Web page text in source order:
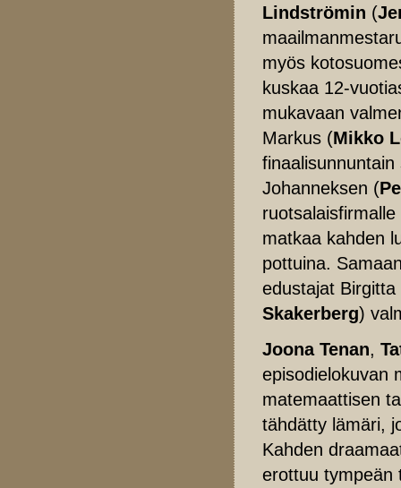
Lindströmin (
myös
kuskaa 12-
mukavaan
Markus (Mikko
Johanneksen (
matkaa kahden
pottuina.
edustajat Birgitta
Skakerberg)
Joona Tenan,
episodielokuvan
matemaattisen
tähdätty lämäri,
Kahden
erottuu tympeän